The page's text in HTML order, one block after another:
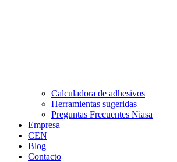
Calculadora de adhesivos
Herramientas sugeridas
Preguntas Frecuentes Niasa
Empresa
CEN
Blog
Contacto